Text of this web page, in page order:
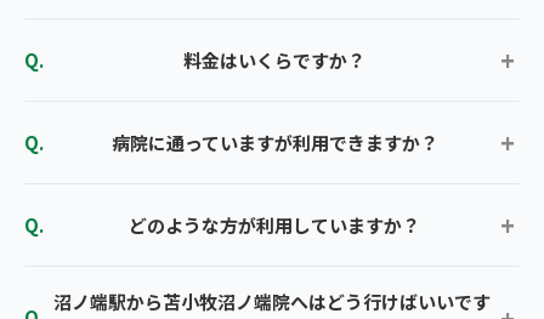
料金はいくらですか？
病院に通っていますが利用できますか？
どのような方が利用していますか？
沼ノ端駅から苫小牧沼ノ端院へはどう行けばいいです